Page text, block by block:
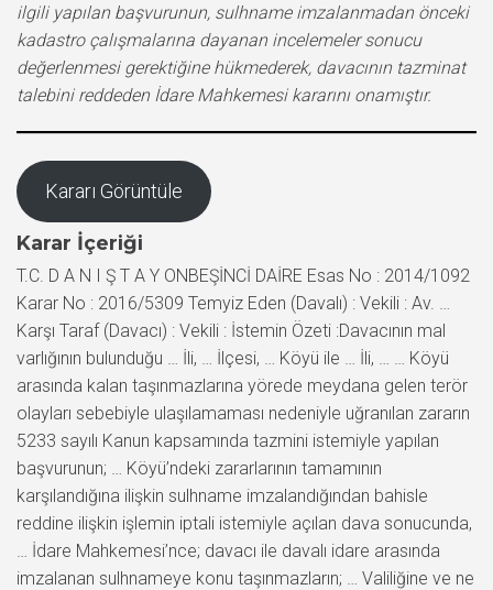
ilgili yapılan başvurunun, sulhname imzalanmadan önceki
kadastro çalışmalarına dayanan incelemeler sonucu
değerlenmesi gerektiğine hükmederek, davacının tazminat
talebini reddeden İdare Mahkemesi kararını onamıştır.
Kararı Görüntüle
Karar İçeriği
T.C. D A N I Ş T A Y ONBEŞİNCİ DAİRE Esas No : 2014/1092
Karar No : 2016/5309 Temyiz Eden (Davalı) : Vekili : Av. …
Karşı Taraf (Davacı) : Vekili : İstemin Özeti :Davacının mal
varlığının bulunduğu … İli, … İlçesi, … Köyü ile … İli, … … Köyü
arasında kalan taşınmazlarına yörede meydana gelen terör
olayları sebebiyle ulaşılamaması nedeniyle uğranılan zararın
5233 sayılı Kanun kapsamında tazmini istemiyle yapılan
başvurunun; … Köyü’ndeki zararlarının tamamının
karşılandığına ilişkin sulhname imzalandığından bahisle
reddine ilişkin işlemin iptali istemiyle açılan dava sonucunda,
… İdare Mahkemesi’nce; davacı ile davalı idare arasında
imzalanan sulhnameye konu taşınmazların; … Valiliğine ve ne